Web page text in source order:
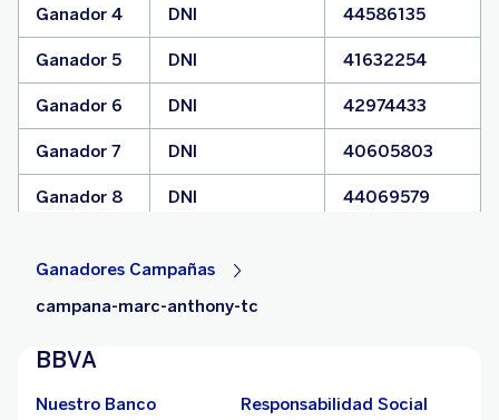
Ganador 4 DNI 44586135
Ganador 5 DNI 41632254
Ganador 6 DNI 42974433
Ganador 7 DNI 40605803
Ganador 8 DNI 44069579
Ganadores Campañas
campana-marc-anthony-tc
BBVA
Nuestro Banco
Responsabilidad Social